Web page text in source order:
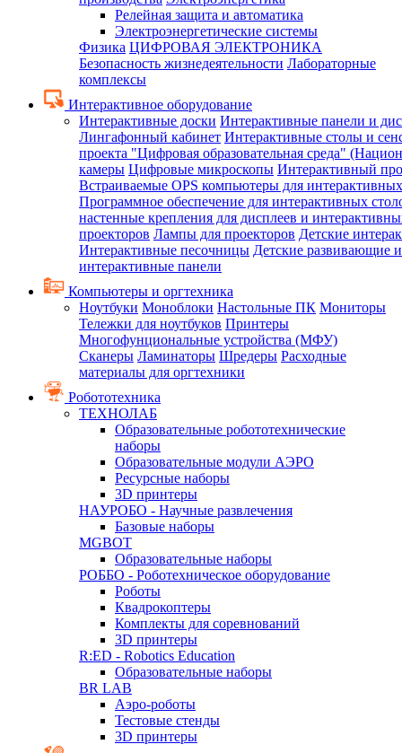
Релейная защита и автоматика
Электроэнергетические системы
Физика ЦИФРОВАЯ ЭЛЕКТРОНИКА
Безопасность жизнедеятельности Лабораторные
комплексы
Интерактивное оборудование
Интерактивные доски Интерактивные панели и
Лингафонный кабинет Интерактивные столы и
проекта "Цифровая образовательная среда"
камеры Цифровые микроскопы Интерактивный
Встраиваемые OPS компьютеры для
Программное обеспечение для интерактивных
настенные крепления для дисплеев и
проекторов Лампы для проекторов Детские
Интерактивные песочницы Детские развивающие
интерактивные панели
Компьютеры и оргтехника
Ноутбуки Моноблоки Настольные ПК Мониторы
Тележки для ноутбуков Принтеры
Многофунциональные устройства (МФУ)
Сканеры Ламинаторы Шредеры Расходные
материалы для оргтехники
Робототехника
ТЕХНОЛАБ
Образовательные робототехнические
наборы
Образовательные модули АЭРО
Ресурсные наборы
3D принтеры
НАУРОБО - Научные развлечения
Базовые наборы
MGBOT
Образовательные наборы
РОББО - Роботехническое оборудование
Роботы
Квадрокоптеры
Комплекты для соревнований
3D принтеры
R:ED - Robotics Education
Образовательные наборы
BR LAB
Аэро-роботы
Тестовые стенды
3D принтеры